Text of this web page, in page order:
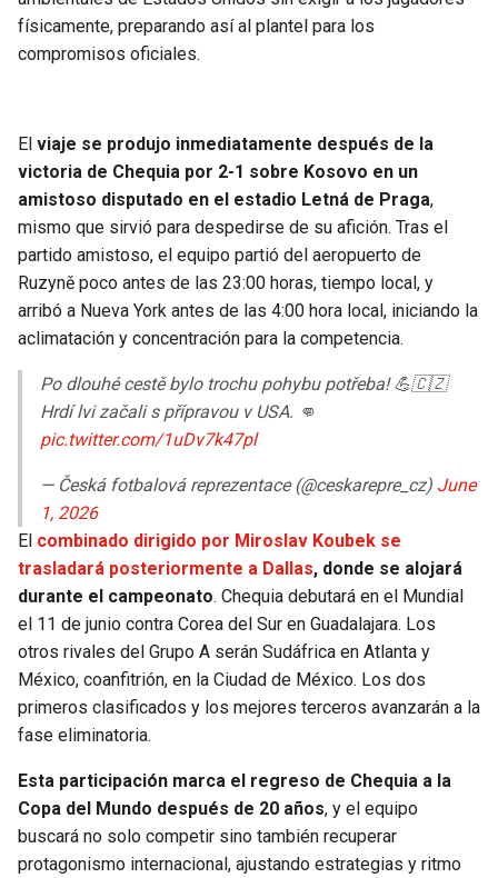
físicamente, preparando así al plantel para los
compromisos oficiales.
El viaje se produjo inmediatamente después de la
victoria de Chequia por 2-1 sobre Kosovo en un
amistoso disputado en el estadio Letná de Praga,
mismo que sirvió para despedirse de su afición. Tras el
partido amistoso, el equipo partió del aeropuerto de
Ruzyně poco antes de las 23:00 horas, tiempo local, y
arribó a Nueva York antes de las 4:00 hora local, iniciando la
aclimatación y concentración para la competencia.
Po dlouhé cestě bylo trochu pohybu potřeba! 💪🇨🇿
Hrdí lvi začali s přípravou v USA. 👊
pic.twitter.com/1uDv7k47pl
— Česká fotbalová reprezentace (@ceskarepre_cz) June
1, 2026
El combinado dirigido por Miroslav Koubek se
trasladará posteriormente a Dallas, donde se alojará
durante el campeonato. Chequia debutará en el Mundial
el 11 de junio contra Corea del Sur en Guadalajara. Los
otros rivales del Grupo A serán Sudáfrica en Atlanta y
México, coanfitrión, en la Ciudad de México. Los dos
primeros clasificados y los mejores terceros avanzarán a la
fase eliminatoria.
Esta participación marca el regreso de Chequia a la
Copa del Mundo después de 20 años, y el equipo
buscará no solo competir sino también recuperar
protagonismo internacional, ajustando estrategias y ritmo